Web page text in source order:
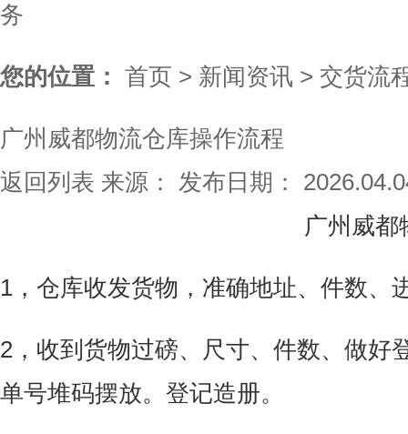
务
您的位置： 首页 > 新闻资讯 > 交货流
广州威都物流仓库操作流程
返回列表 来源： 发布日期：
广州威都
1 ，仓库收发货物，准确地址、件数
2 ，收到货物过磅、尺寸、件数、做
单号堆码摆放。登记造册。